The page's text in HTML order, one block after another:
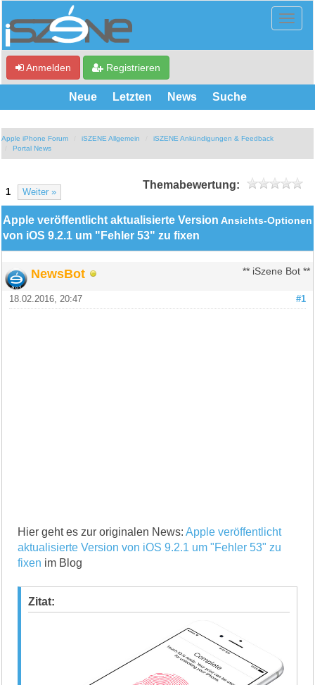
Anmelden Registrieren
Neue Letzten News Suche
Apple iPhone Forum iSZENE Allgemein
iSZENE Ankündigungen & Feedback
Portal News
1 Weiter »
Themabewertung:
Ansichts-Optionen
Apple veröffentlicht aktualisierte Version
von iOS 9.2.1 um "Fehler 53" zu fixen
NewsBot ** iSzene Bot **
#1
18.02.2016, 20:47
Hier geht es zur originalen News:Apple veröffentlicht
aktualisierte Version von iOS 9.2.1 um "Fehler 53" zu
fixen im Blog
Zitat: